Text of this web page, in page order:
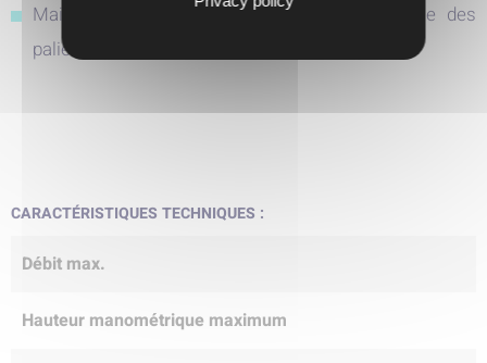
Maintenance aisée grâce au démontage facile des
paliers et de l'étanchéité d'arbre.
CARACTÉRISTIQUES TECHNIQUES :
Débit max.
Hauteur manométrique maximum